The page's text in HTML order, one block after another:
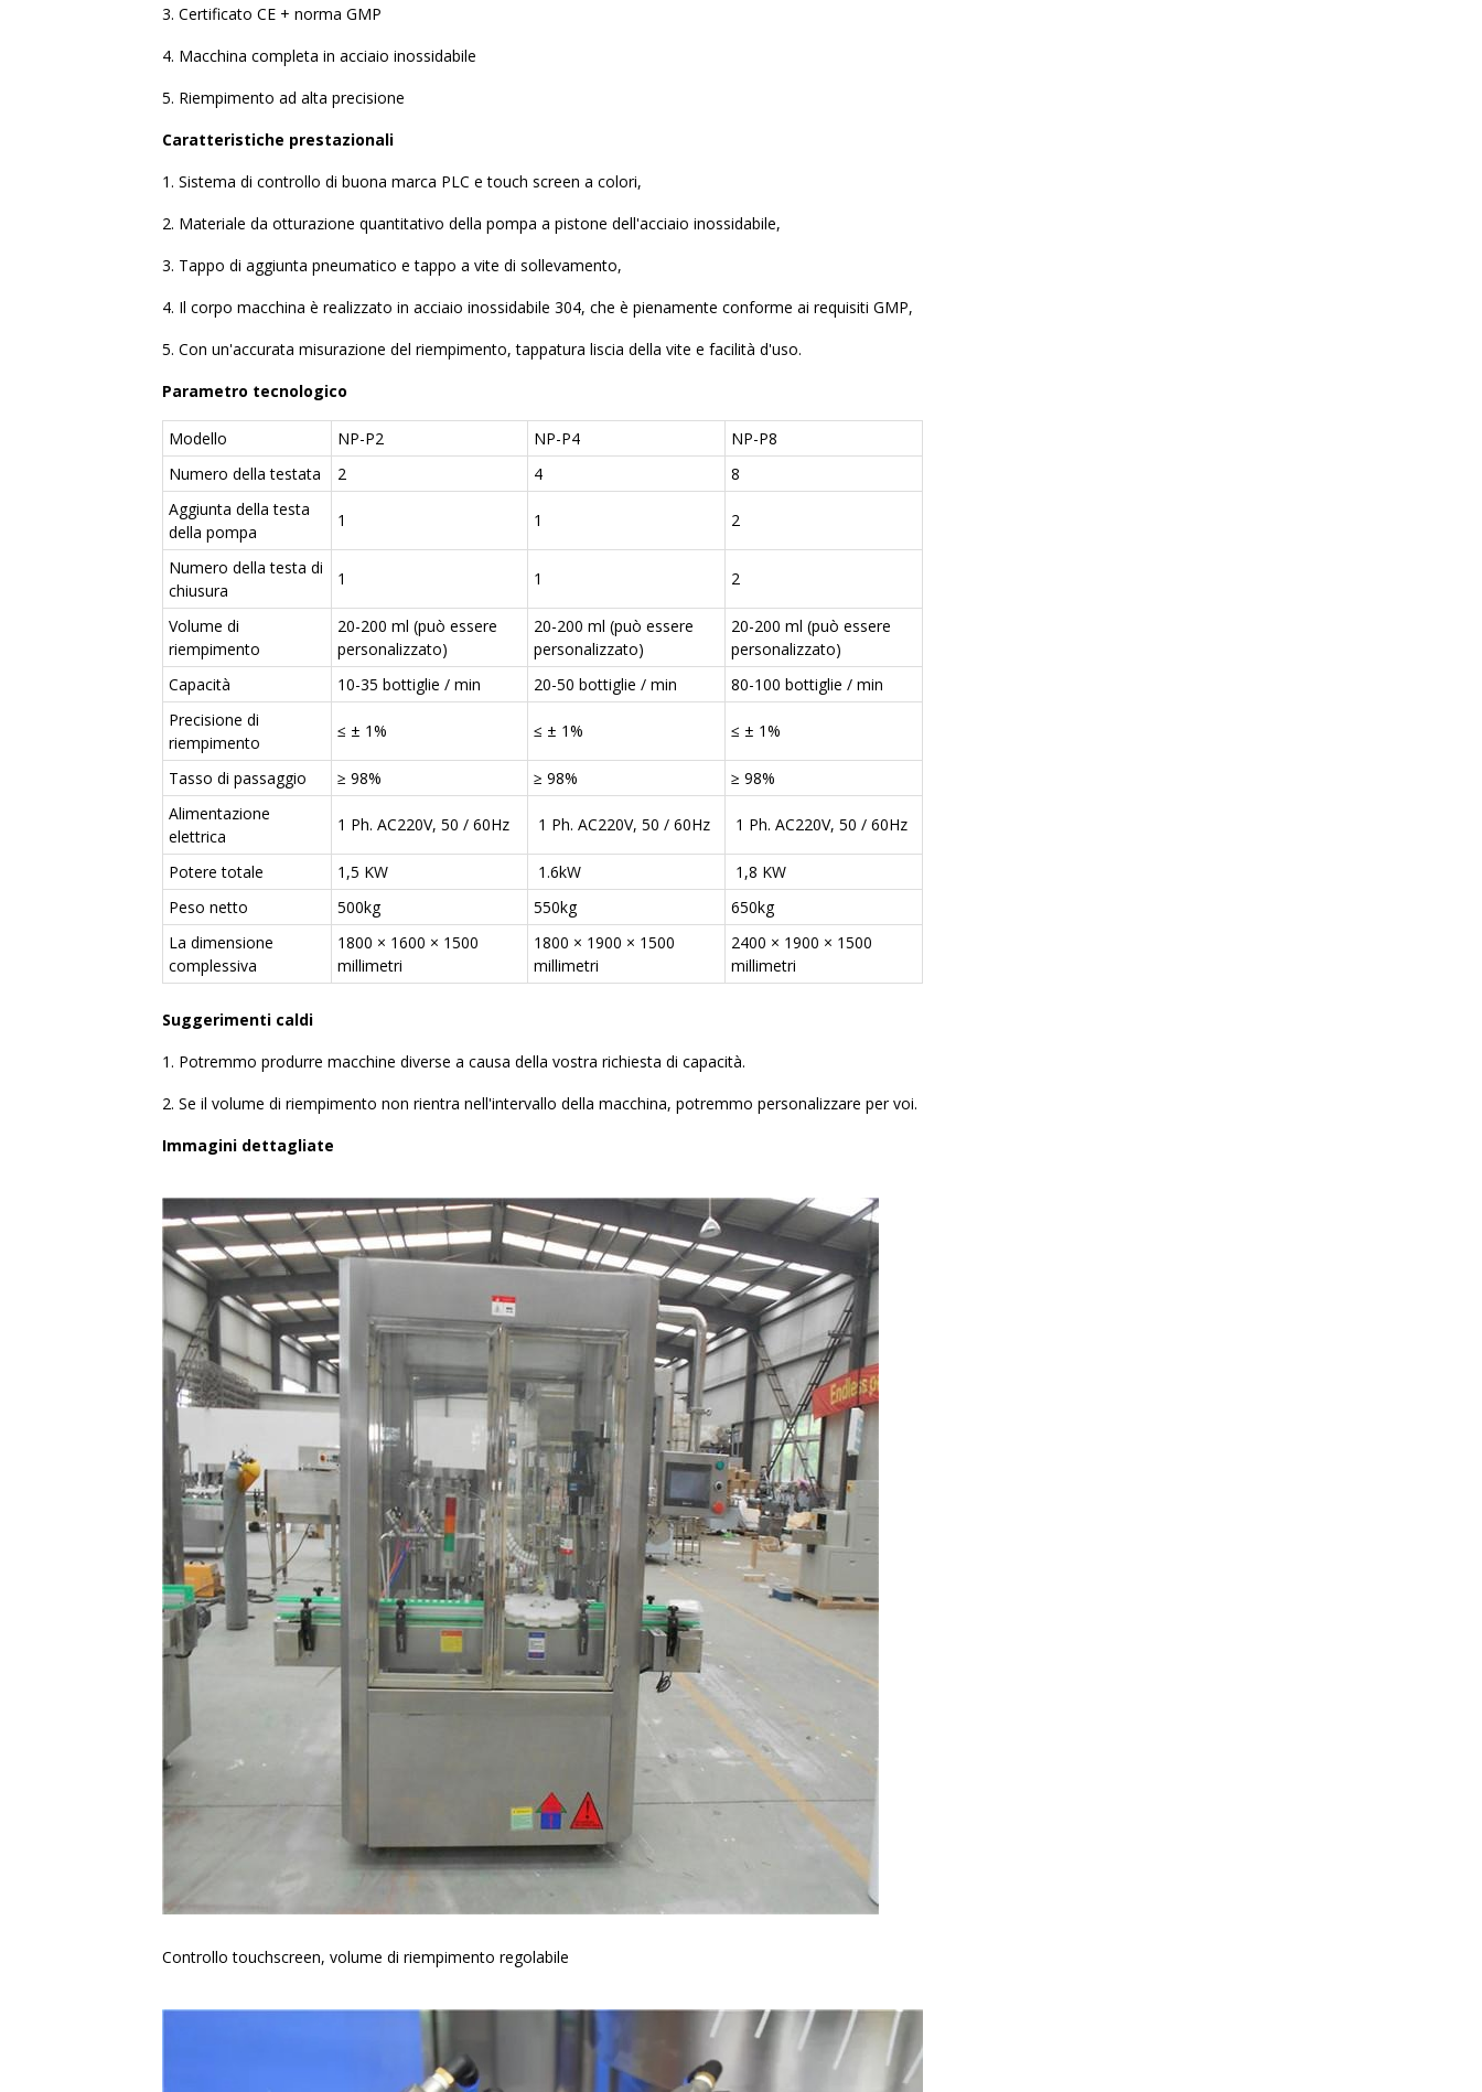
3. Certificato CE + norma GMP
4. Macchina completa in acciaio inossidabile
5. Riempimento ad alta precisione
Caratteristiche prestazionali
1. Sistema di controllo di buona marca PLC e touch screen a colori,
2. Materiale da otturazione quantitativo della pompa a pistone dell'acciaio inossidabile,
3. Tappo di aggiunta pneumatico e tappo a vite di sollevamento,
4. Il corpo macchina è realizzato in acciaio inossidabile 304, che è pienamente conforme ai requisiti GMP,
5. Con un'accurata misurazione del riempimento, tappatura liscia della vite e facilità d'uso.
Parametro tecnologico
Modello NP-P2 NP-P4
NP-P8
Numero della testata
2 4
8
Aggiunta della testa
della pompa
1 1 2
Numero della testa di
chiusura
1 1 2
Volume di
riempimento
20-200 ml (può essere
personalizzato)
20-200 ml (può essere
personalizzato)
20-200 ml (può essere
personalizzato)
Capacità
10-35 bottiglie / min 20-50 bottiglie / min
80-100 bottiglie / min
Precisione di
riempimento
≤ ± 1% ≤ ± 1% ≤ ± 1%
Tasso di passaggio ≥ 98% ≥ 98%
≥ 98%
Alimentazione
elettrica
1 Ph. AC220V, 50 / 60Hz 1 Ph. AC220V, 50 / 60Hz 1 Ph. AC220V, 50 / 60Hz
Potere totale 1,5 KW 1.6kW
1,8 KW
Peso netto
500kg 550kg
650kg
La dimensione
complessiva
1800 × 1600 × 1500
millimetri
1800 × 1900 × 1500
millimetri
2400 × 1900 × 1500
millimetri
Suggerimenti caldi
1. Potremmo produrre macchine diverse a causa della vostra richiesta di capacità.
2. Se il volume di riempimento non rientra nell'intervallo della macchina, potremmo personalizzare per voi.
Immagini dettagliate
Controllo touchscreen, volume di riempimento regolabile